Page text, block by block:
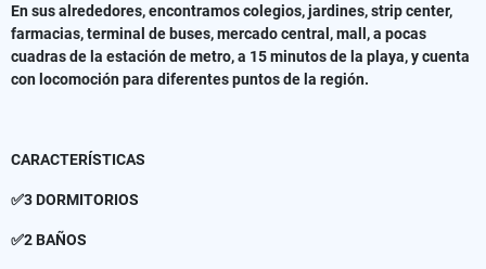
En sus alrededores, encontramos colegios, jardines, strip center,
farmacias, terminal de buses, mercado central, mall, a pocas
cuadras de la estación de metro, a 15 minutos de la playa, y cuenta
con locomoción para diferentes puntos de la región.
CARACTERÍSTICAS
✅3 DORMITORIOS
✅2 BAÑOS